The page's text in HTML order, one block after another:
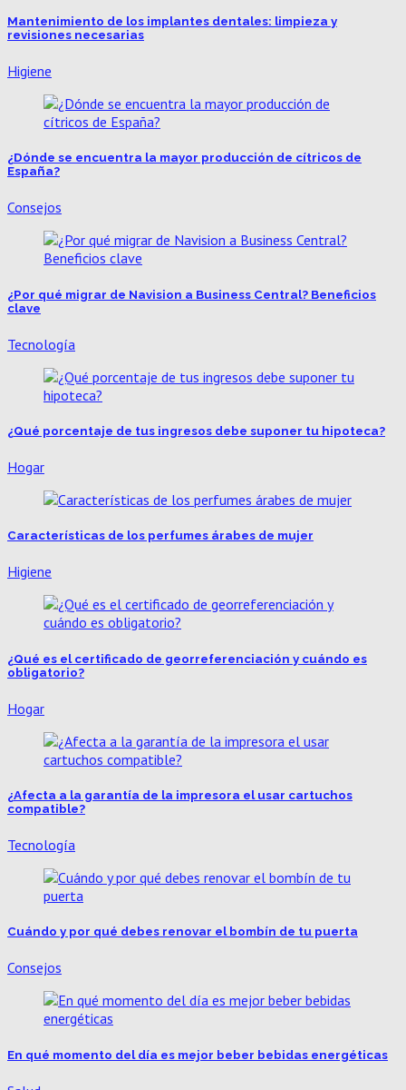
Mantenimiento de los implantes dentales: limpieza y
revisiones necesarias
Higiene
¿Dónde se encuentra la mayor producción de cítricos de
España?
Consejos
¿Por qué migrar de Navision a Business Central? Beneficios
clave
Tecnología
¿Qué porcentaje de tus ingresos debe suponer tu hipoteca?
Hogar
Características de los perfumes árabes de mujer
Higiene
¿Qué es el certificado de georreferenciación y cuándo es
obligatorio?
Hogar
¿Afecta a la garantía de la impresora el usar cartuchos
compatible?
Tecnología
Cuándo y por qué debes renovar el bombín de tu puerta
Consejos
En qué momento del día es mejor beber bebidas energéticas